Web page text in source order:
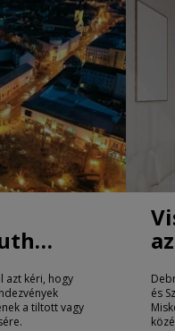
azt kéri, hogy
a tiltott vagy
és